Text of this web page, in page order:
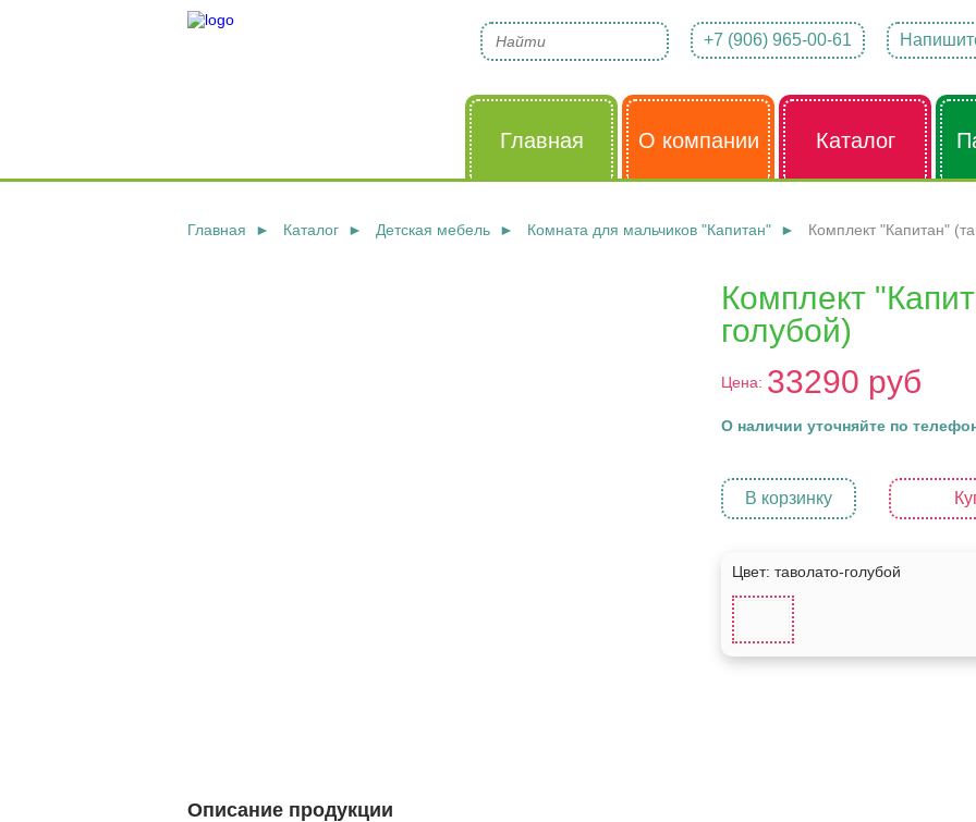
+7 (906) 965-00-61
Главная О компании Каталог
Главная Каталог Детская мебель Комната для мальчиков "Капитан" Комплект "Капитан"
Комплект
голубой)
Цена: 33290 руб
О наличии уточняйте по
В корзинку
Цвет: таволато-голубой
Описание продукции